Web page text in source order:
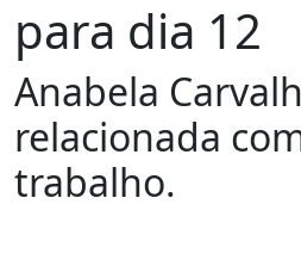
para dia 12
Anabela
relacionada
trabalho.